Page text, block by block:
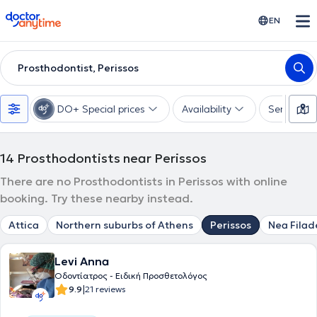
doctoranytime EN
Prosthodontist, Perissos
DO+ Special prices Availability Services
14 Prosthodontists near Perissos
There are no Prosthodontists in Perissos with online
booking. Try these nearby instead.
Attica Northern suburbs of Athens Perissos Nea
Levi Anna
Οδοντίατρος - Ειδική Προσθετολόγος
9.9|21 reviews